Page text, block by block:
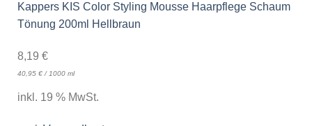
Kappers KIS Color Styling Mousse Haarpflege Schaum
Tönung 200ml Hellbraun
8,19 €
40,95 €/1000 ml
inkl. 19 % MwSt.